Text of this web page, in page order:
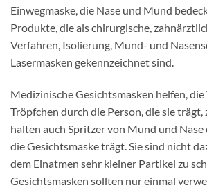
Einwegmaske, die Nase und Mund
Produkte, die als chirurgische,
Verfahren, Isolierung, Mund- und
Lasermasken gekennzeichnet sind.
Medizinische Gesichtsmasken helfen,
Tröpfchen durch die Person, die sie trägt,
halten auch Spritzer von Mund und Nase
die Gesichtsmaske trägt. Sie sind nicht
dem Einatmen sehr kleiner Partikel zu
Gesichtsmasken sollten nur einmal